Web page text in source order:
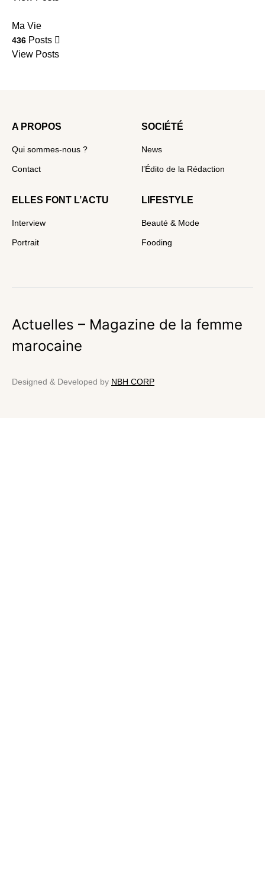
Ma Vie
436 Posts
View Posts
A PROPOS
Qui sommes-nous ?
Contact
SOCIÉTÉ
News
l’Édito de la Rédaction
ELLES FONT L’ACTU
Interview
Portrait
LIFESTYLE
Beauté & Mode
Fooding
Actuelles – Magazine de la femme
marocaine
Designed & Developed by NBH CORP